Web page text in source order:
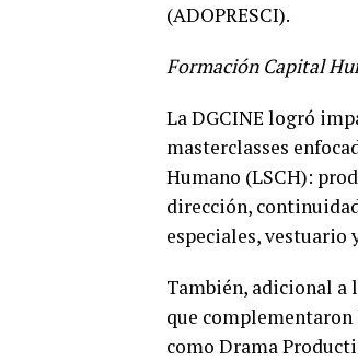
(ADOPRESCI).
Formación Capital
La DGCINE logró
masterclasses
Humano (LSCH):
dirección,
especiales, vestuario
También, adicional a
que
como Drama